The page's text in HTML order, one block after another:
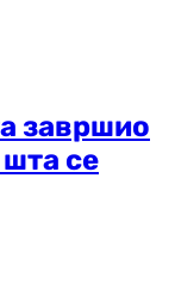
завршио
се